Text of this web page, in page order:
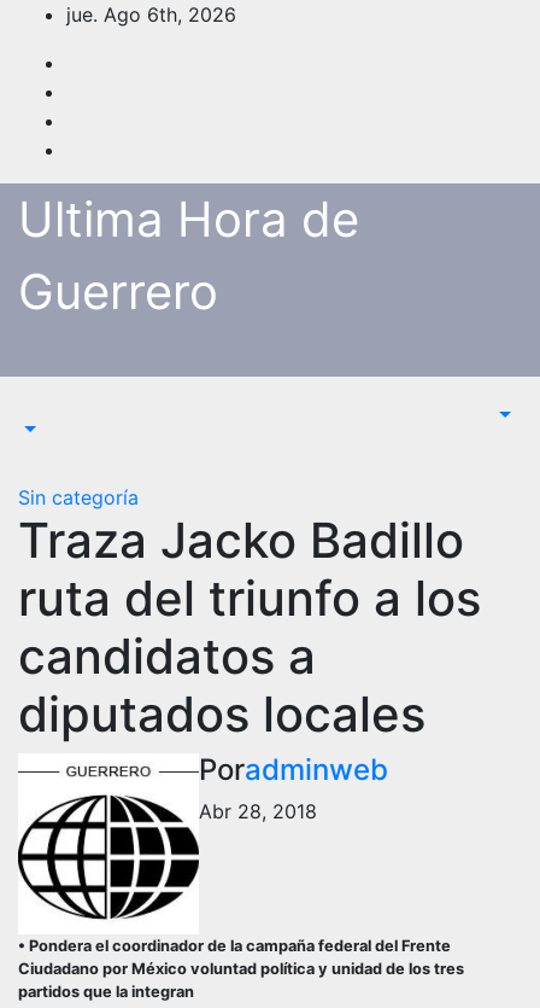
Saltar
contenido
jue. Ago 6th, 2026
Ultima Hora de
Guerrero
Sin categoría
Traza Jacko Badillo
ruta del triunfo a los
candidatos a
diputados locales
Poradminweb
Abr 28, 2018
• Pondera el coordinador de la campaña federal del Frente
Ciudadano por México voluntad política y unidad de los tres
partidos que la integran